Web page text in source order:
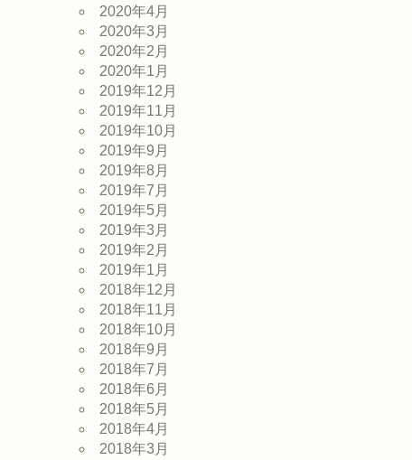
2020年4月
2020年3月
2020年2月
2020年1月
2019年12月
2019年11月
2019年10月
2019年9月
2019年8月
2019年7月
2019年5月
2019年3月
2019年2月
2019年1月
2018年12月
2018年11月
2018年10月
2018年9月
2018年7月
2018年6月
2018年5月
2018年4月
2018年3月